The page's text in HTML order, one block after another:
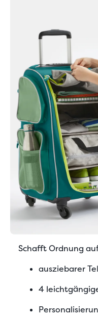
Schafft Ordnung
ausziebarer
4